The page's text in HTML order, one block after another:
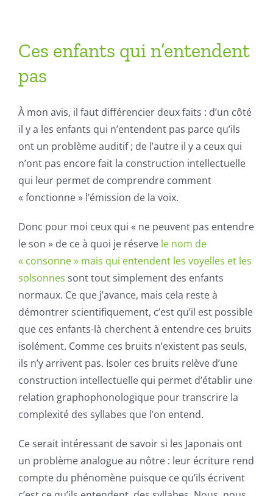
Ces enfants qui n’entendent
pas
À mon avis, il faut différencier deux faits : d’un côté
il y a les enfants qui n’entendent pas parce qu’ils
ont un problème auditif ; de l’autre il y a ceux qui
n’ont pas encore fait la construction intellectuelle
qui leur permet de comprendre comment
« fonctionne » l’émission de la voix.
Donc pour moi ceux qui « ne peuvent pas entendre
le son » de ce à quoi je réserve le nom de
« consonne » mais qui entendent les voyelles et les
solsonnes sont tout simplement des enfants
normaux. Ce que j’avance, mais cela reste à
démontrer scientifiquement, c’est qu’il est possible
que ces enfants-là cherchent à entendre ces bruits
isolément. Comme ces bruits n’existent pas seuls,
ils n’y arrivent pas. Isoler ces bruits relève d’une
construction intellectuelle qui permet d’établir une
relation graphophonologique pour transcrire la
complexité des syllabes que l’on entend.
Ce serait intéressant de savoir si les Japonais ont
un problème analogue au nôtre : leur écriture rend
compte du phénomène puisque ce qu’ils écrivent